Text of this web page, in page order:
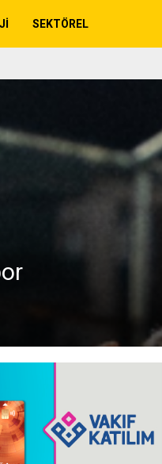
SEKTÖREL